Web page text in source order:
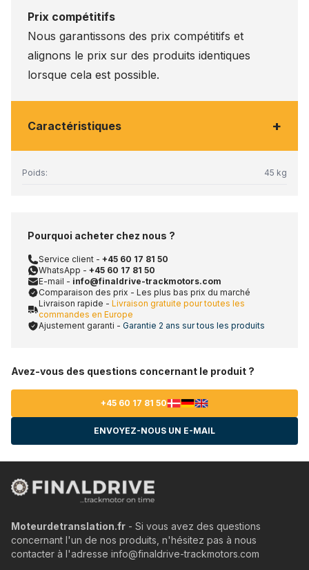
Prix compétitifs
Nous garantissons des prix compétitifs et
alignons le prix sur des produits identiques
lorsque cela est possible.
Caractéristiques +
Poids: 45 kg
Pourquoi acheter chez nous ?
Service client - +45 60 17 81 50
WhatsApp - +45 60 17 81 50
E-mail - info@finaldrive-trackmotors.com
Comparaison des prix - Les plus bas prix du marché
Livraison rapide - Livraison gratuite pour toutes les
commandes en Europe
Ajustement garanti - Garantie 2 ans sur tous les produits
Avez-vous des questions concernant le produit ?
+45 60 17 81 50
ENVOYEZ-NOUS UN E-MAIL
Moteurdetranslation.fr - Si vous avez des questions
concernant l'un de nos produits, n'hésitez pas à nous
contacter à l'adresse info@finaldrive-trackmotors.com